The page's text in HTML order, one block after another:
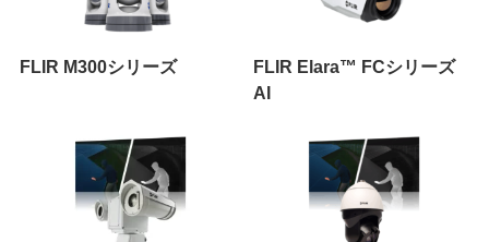
FLIR M300シリーズ
FLIR Elara™ FCシリーズ
AI